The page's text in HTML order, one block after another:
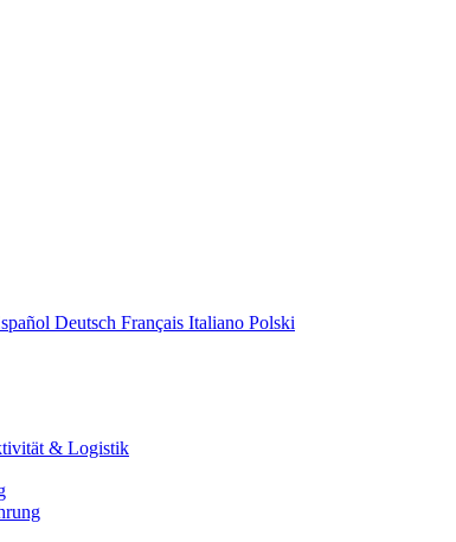
Deutsch Français Italiano Polski
& Logistik